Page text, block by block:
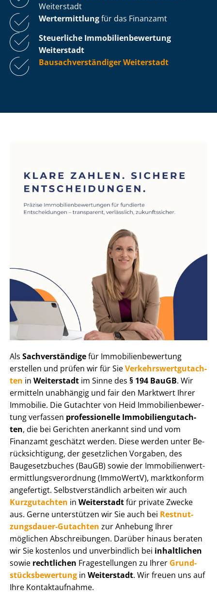
Weiterstadt
Wertermittlungfür das Finanzamt
Steuerliche Im­mo­bi­li­en­be­wer­tung
Weiterstadt
Bau­sach­ver­stän­di­ger Weiterstadt
Als Sachverständigefür Im­mo­bi­li­en­be­wer­tung
erstellen und prüfen wir für SieVer­kehrs­wert­gut­ach­
ten in Weiterstadt im Sinne des § 194 BauGB. Wir
ermitteln unabhängig und fair den Marktwert Ihrer
Immobilie. Die Gutachter von Heid Im­mo­bi­li­en­be­wer­
tung verfassen professionelle Im­mo­bi­li­en­gut­ach­
ten, die bei Gerichten anerkannt sind und vom
Finanzamt geschätzt werden. Diese werden unter Be­
rück­sich­ti­gung, der gesetzlichen Vorgaben, des
Baugesetzbuches (BauGB) sowie der Im­mo­bi­li­en­wert­
ermitt­lungs­ver­ord­nung (ImmoWertV), marktkonform
angefertigt. Selbst­ver­ständ­lich arbeiten wir auch
Kurzgutachten in Weiterstadtfür private Zwecke
aus. Gerne unterstützen wir Sie auch bei Rest­nut­
zungs­dau­er-Gutachten zur Anhebung Ihrer
möglichen Abschreibungen. Darüber hinaus beraten
wir Sie kostenlos und unverbindlich bei inhaltlichen
sowie rechtlichen Fragestellungen zu Ihrer Grund­
stücks­be­wer­tung in Weiterstadt. Wir freuen uns auf
Ihre Kontaktaufnahme.